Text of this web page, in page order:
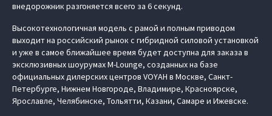
внедорожник разгоняется всего за 6 секунд.
Высокотехнологичная модель с рамой и полным приводом
выходит на российский рынок с гибридной силовой установкой
и уже в самое ближайшее время будет доступна для заказа в
эксклюзивных шоурумах M-Lounge, созданных на базе
официальных дилерских центров VOYAH в Москве, Санкт-
Петербурге, Нижнем Новгороде, Владимире, Красноярске,
Ярославле, Челябинске, Тольятти, Казани, Самаре и Ижевске.